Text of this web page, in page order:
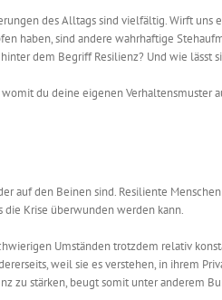
des Alltags sind vielfältig. Wirft uns
haben, sind andere wahrhaftige
dem Begriff Resilienz? Und wie lässt
du deine eigenen Verhaltensmuster
auf den Beinen sind. Resiliente
die Krise überwunden werden kann.
Umständen trotzdem relativ
weil sie es verstehen, in ihrem
zu stärken, beugt somit unter anderem